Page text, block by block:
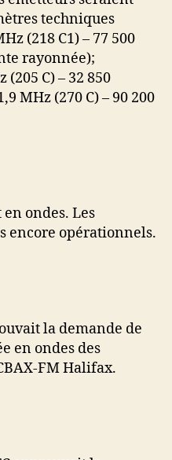
techniques
(218 C1) – 77 500
rayonnée);
C) – 32 850
MHz (270 C) – 90 200
ondes. Les
encore opérationnels.
la demande de
en ondes des
FM Halifax.